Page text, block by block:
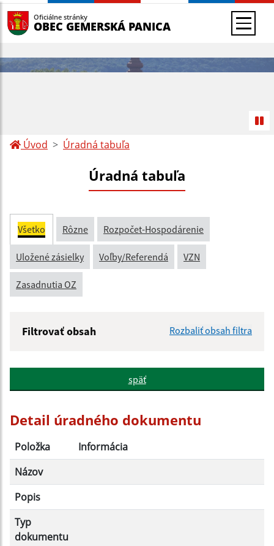
Oficiálne stránky
OBEC GEMERSKÁ PANICA
Úvod Úradná tabuľa
Úradná tabuľa
Všetko Rôzne Rozpočet-Hospodárenie
Uložené zásielky Voľby/Referendá VZN
Zasadnutia OZ
Filtrovať obsah Rozbaliť obsah filtra
Popis:
Dátum zverejnenia do:
späť
Detail úradného dokumentu
Položka
Informácia
Názov
Popis
Typ
dokumentu